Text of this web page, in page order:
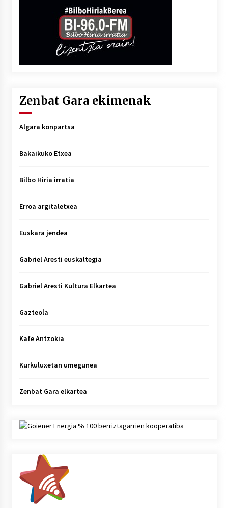
Zenbat Gara ekimenak
Algara konpartsa
Bakaikuko Etxea
Bilbo Hiria irratia
Erroa argitaletxea
Euskara jendea
Gabriel Aresti euskaltegia
Gabriel Aresti Kultura Elkartea
Gazteola
Kafe Antzokia
Kurkuluxetan umegunea
Zenbat Gara elkartea